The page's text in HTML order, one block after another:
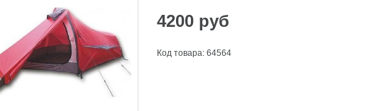
4200 руб
Код товара: 64564